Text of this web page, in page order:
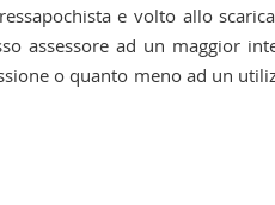
e volto allo
assessore ad un maggior
o quanto meno ad un